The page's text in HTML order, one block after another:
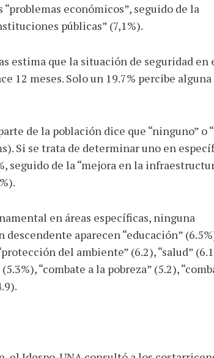
económicos”, seguido de la
públicas” (7,1%).
estima que la situación de seguridad en
12 meses. Solo un 19.7% percibe alguna
de la población dice que “ninguno” o
Si se trata de determinar uno en
seguido de la “mejora en la
en áreas específicas, ninguna
aparecen “educación”
del ambiente” (6.2), “salud”
“combate a la pobreza” (5.2),